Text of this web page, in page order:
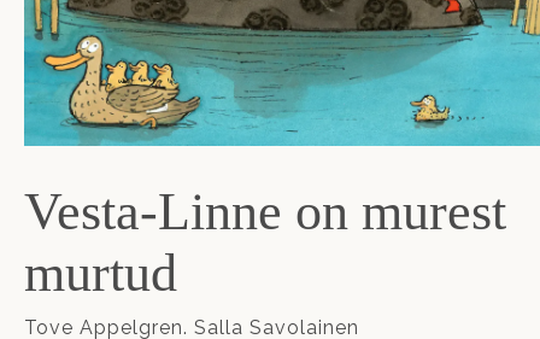
Vesta-Linne on murest
murtud
Tove Appelgren. Salla Savolainen